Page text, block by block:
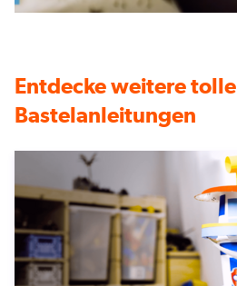
Entdecke weitere tolle
Bastelanleitungen